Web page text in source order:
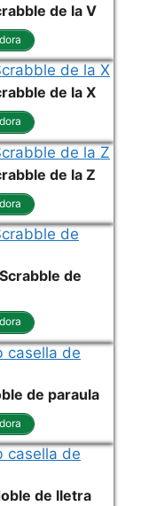
de la V
de la X
de la Z
de
de paraula
de lletra